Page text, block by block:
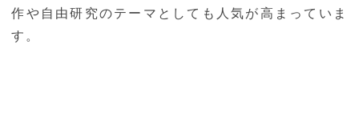
作や自由研究のテーマとしても人気が高まっていま
す。